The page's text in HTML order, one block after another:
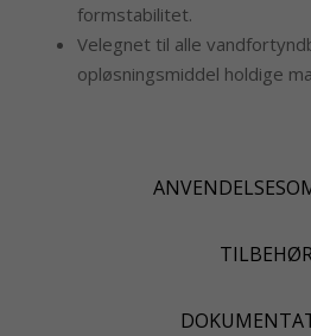
formstabilitet.
Velegnet til alle
opløsningsmiddel holdige